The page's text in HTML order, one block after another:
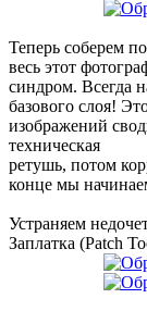
Теперь соберем
весь этот
синдром. Всегда
базового слоя!
изображений
техническая
ретушь, потом
конце мы
Устраняем
Заплатка (Patch